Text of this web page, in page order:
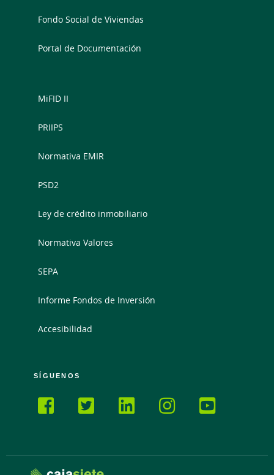
Fondo Social de Viviendas
Portal de Documentación
MiFID II
PRIIPS
Normativa EMIR
PSD2
Ley de crédito inmobiliario
Normativa Valores
SEPA
Informe Fondos de Inversión
Accesibilidad
SÍGUENOS